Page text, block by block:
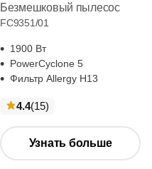
Безмешковый пылесос
FC9351/01
1900 Вт
PowerCyclone 5
Фильтр Allergy H13
4.4(15отзывы
)
Узнать больше